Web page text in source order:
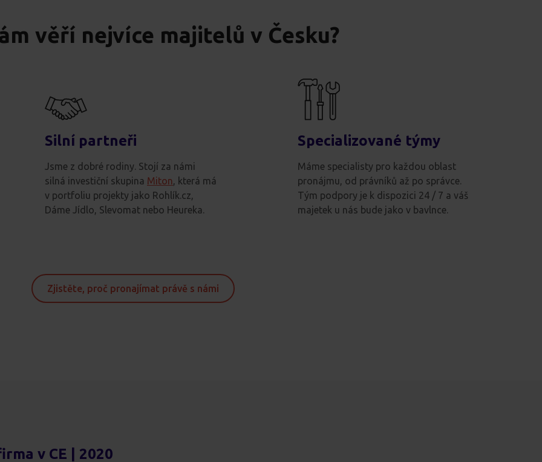
věří nejvíce majitelů v Česku?
Silní partneři
Jsme z dobré rodiny. Stojí za námi
silná investiční skupina Miton, která má
v portfoliu projekty jako Rohlík.cz,
Dáme Jídlo, Slevomat nebo Heureka.
Specializované týmy
Máme specialisty pro každou oblast
pronájmu, od právníků až po správce.
Tým podpory je k dispozici 24 / 7 a váš
majetek u nás bude jako v bavlnce.
Zjistěte, proč pronajímat právě s námi
v CE | 2020